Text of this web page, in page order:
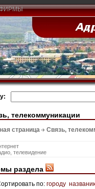
телекоммуникации
страница Связь,
телевидение
раздела
по: городу